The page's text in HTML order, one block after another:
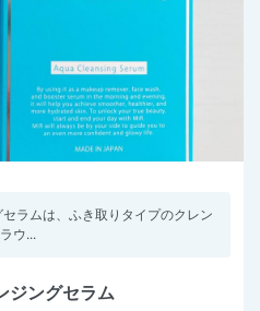
ラムは、ふき取りタイプのクレン
ウ...
ジングセラム